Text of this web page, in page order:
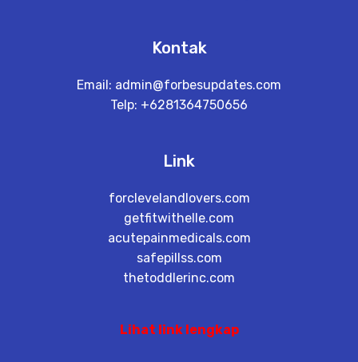
Kontak
Email: admin@forbesupdates.com
Telp: +6281364750656
Link
forclevelandlovers.com
getfitwithelle.com
acutepainmedicals.com
safepillss.com
thetoddlerinc.com
Lihat link lengkap